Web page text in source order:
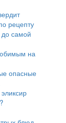
рецепту
до самой
на
опасные